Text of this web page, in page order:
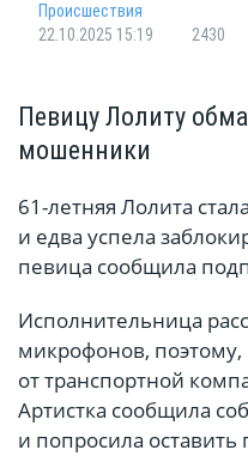
Происшествия
22.10.2025 15:19
2430
Певицу Лолиту
мошенники
61-летняя Лолита
и едва успела
певица сообщила
Исполнительница
микрофонов, поэтому,
от транспортной
Артистка сообщила
и попросила